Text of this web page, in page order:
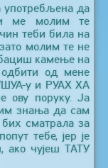
да
ме молим те
теби била на
молим те не
бациш камење на
од мене
у и РУАХ ХА
ову поруку. Ја
знања да сам
сматрала за
тебе, јер је
ако чујеш ТАТУ